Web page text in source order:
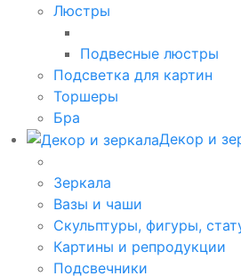
Люстры
Подвесные люстры
Подсветка для картин
Торшеры
Бра
Декор и
Зеркала
Вазы и чаши
Скульптуры, фигуры,
Картины и репродукции
Подсвечники